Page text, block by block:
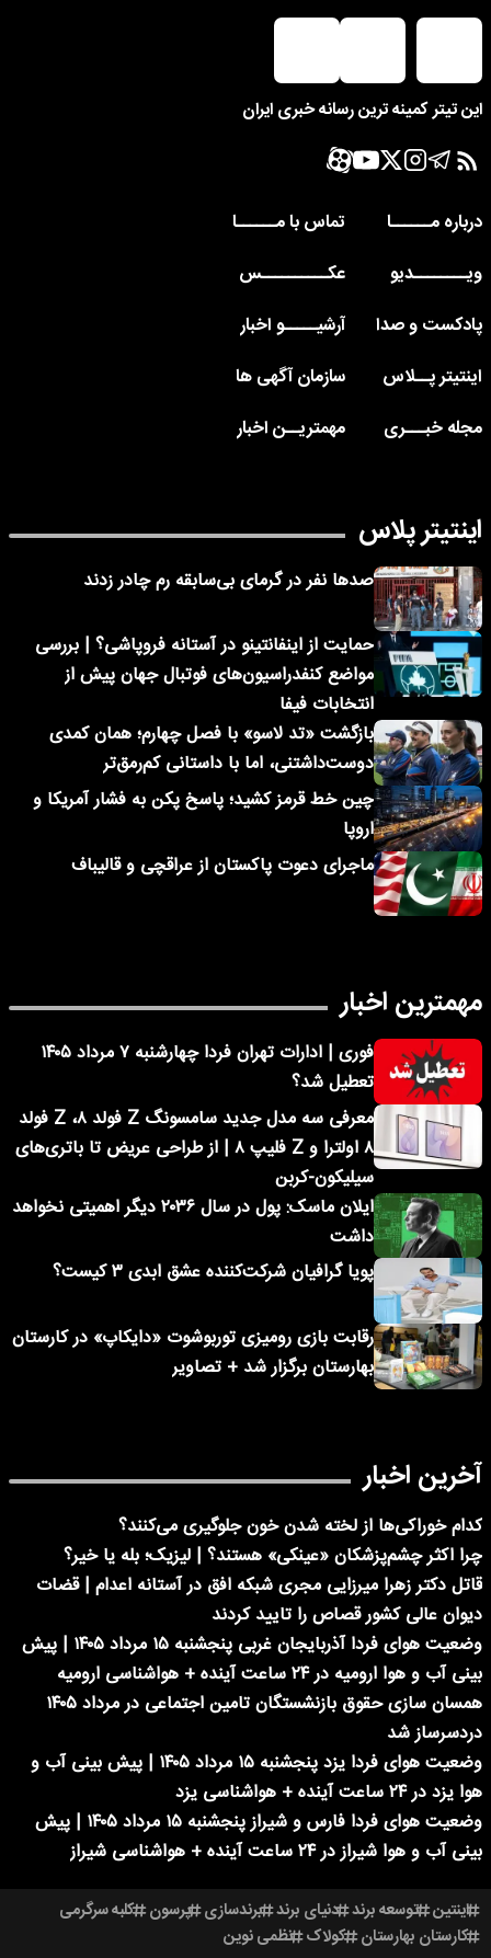
این تیتر کمینه ترین رسانه خبری ایران
درباره مــــــا
تماس با مــــــا
ویــــــــدیو
عکــــــــــس
پادکست و صدا
آرشیـــــو اخبار
اینتیتر پــلاس
سازمان آگهی ها
مجله خبـــری
مهمتریــن اخبار
اینتیتر پلاس
صدها نفر در گرمای بی‌سابقه رم چادر زدند
حمایت از اینفانتینو در آستانه فروپاشی؟ | بررسی
مواضع کنفدراسیون‌های فوتبال جهان پیش از
انتخابات فیفا
بازگشت «تد لاسو» با فصل چهارم؛ همان کمدی
دوست‌داشتنی، اما با داستانی کم‌رمق‌تر
چین خط قرمز کشید؛ پاسخ پکن به فشار آمریکا و
اروپا
ماجرای دعوت پاکستان از عراقچی و قالیباف
مهمترین اخبار
فوری | ادارات تهران فردا چهارشنبه ۷ مرداد ۱۴۰۵
تعطیل شد؟
معرفی سه مدل جدید سامسونگ Z فولد ۸، Z فولد
۸ اولترا و Z فلیپ ۸ | از طراحی عریض تا باتری‌های
سیلیکون-کربن
ایلان ماسک: پول در سال ۲۰۳۶ دیگر اهمیتی نخواهد
داشت
پویا گرافیان شرکت‌کننده عشق ابدی ۳ کیست؟
رقابت بازی رومیزی توربوشوت «دایکاپ» در کارستان
بهارستان برگزار شد + تصاویر
آخرین اخبار
کدام خوراکی‌ها از لخته شدن خون جلوگیری می‌کنند؟
چرا اکثر چشم‌پزشکان «عینکی» هستند؟ | لیزیک؛ بله یا خیر؟
قاتل دکتر زهرا میرزایی مجری شبکه افق در آستانه اعدام | قضات
دیوان عالی کشور قصاص را تایید کردند
وضعیت هوای فردا آذربایجان غربی پنجشنبه ۱۵ مرداد ۱۴۰۵ | پیش
بینی آب و هوا ارومیه در ۲۴ ساعت آینده + هواشناسی ارومیه
همسان سازی حقوق بازنشستگان تامین اجتماعی در مرداد ۱۴۰۵
دردسرساز شد
وضعیت هوای فردا یزد پنجشنبه ۱۵ مرداد ۱۴۰۵ | پیش بینی آب و
هوا یزد در ۲۴ ساعت آینده + هواشناسی یزد
وضعیت هوای فردا فارس و شیراز پنجشنبه ۱۵ مرداد ۱۴۰۵ | پیش
بینی آب و هوا شیراز در ۲۴ ساعت آینده + هواشناسی شیراز
اینتین توسعه برند دنیای برند برندسازی پرسون کلبه سرگرمی
کارستان بهارستان کولاک نظمی نوین